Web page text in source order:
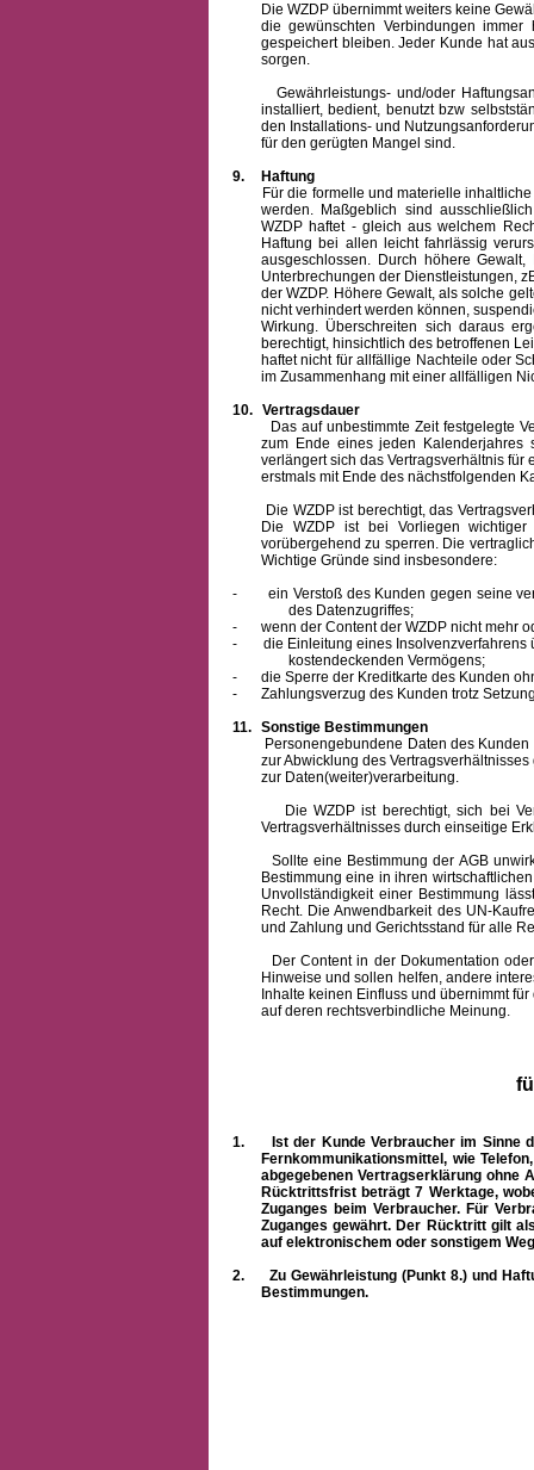
Die WZDP übernimmt weiters keine
die gewünschten Verbindungen
gespeichert bleiben. Jeder Kunde hat
sorgen.
Gewährleistungs- und/oder
installiert, bedient, benutzt bzw
den Installations- und
für den gerügten Mangel sind.
9.
Haftung
Für die formelle und materielle
werden. Maßgeblich sind
WZDP haftet - gleich aus welchem
Haftung bei allen leicht fahrlässig
ausgeschlossen. Durch höhere
Unterbrechungen der Dienstleistungen,
der WZDP. Höhere Gewalt, als solche
nicht verhindert werden können,
Wirkung. Überschreiten sich daraus
berechtigt, hinsichtlich des betroffenen
haftet nicht für allfällige Nachteile oder
im Zusammenhang mit einer allfälligen
10. Vertragsdauer
Das auf unbestimmte Zeit festgelegte
zum Ende eines jeden Kalenderjahres
verlängert sich das Vertragsverhältnis
erstmals mit Ende des nächstfolgenden
Die WZDP ist berechtigt, das
Die WZDP ist bei Vorliegen
vorübergehend zu sperren. Die
Wichtige Gründe sind insbesondere:
-
ein Verstoß des Kunden gegen seine
des Datenzugriffes;
-
wenn der Content der WZDP nicht mehr
-
die Einleitung eines
kostendeckenden Vermögens;
-
die Sperre der Kreditkarte des Kunden
-
Zahlungsverzug des Kunden trotz
11. Sonstige Bestimmungen
Personengebundene Daten des Kunden
zur Abwicklung des
zur Daten(weiter)verarbeitung.
Die WZDP ist berechtigt, sich bei
Vertragsverhältnisses durch einseitige
Sollte eine Bestimmung der AGB
Bestimmung eine in ihren
Unvollständigkeit einer Bestimmung
Recht. Die Anwendbarkeit des UN-
und Zahlung und Gerichtsstand für alle
Der Content in der Dokumentation oder
Hinweise und sollen helfen, andere
Inhalte keinen Einfluss und übernimmt
auf deren rechtsverbindliche Meinung.
1.
Ist der Kunde Verbraucher im Sinne
Fernkommunikationsmittel, wie
abgegebenen Vertragserklärung ohne
Rücktrittsfrist beträgt 7 Werktage,
Zuganges beim Verbraucher. Für
Zuganges gewährt. Der Rücktritt gilt
auf elektronischem oder sonstigem
2.
Zu Gewährleistung (Punkt 8.) und
Bestimmungen.